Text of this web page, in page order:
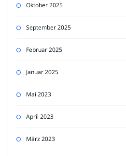
Oktober 2025
September 2025
Februar 2025
Januar 2025
Mai 2023
April 2023
März 2023